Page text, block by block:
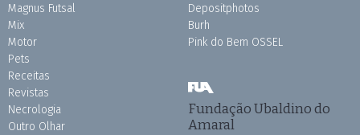
Magnus Futsal
Mix
Motor
Pets
Receitas
Revistas
Necrologia
Outro Olhar
Depositphotos
Burh
Pink do Bem OSSEL
Fundação Ubaldino do
Amaral